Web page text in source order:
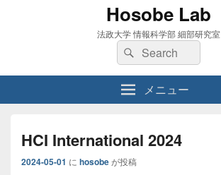
Hosobe Lab
法政大学 情報科学部 細部研究室
検
索:
検
索
メニュー
HCI International 2024
2024-05-01 に hosobeが投稿